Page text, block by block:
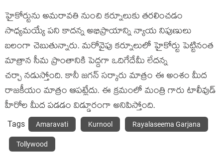
హైకోర్టును అమరావతి నుంచి కర్నూలుకు తరలించడం
సాధ్యమయ్యే పని కాదన్న అభిప్రాయాన్ని న్యాయ నిపుణులు
బలంగా చెబుతున్నారు. మరోవైపు కర్నూలులో హైకోర్టు పెట్టినంత
మాత్రాన సీమ ప్రాంతానికి పెద్దగా ఒదిగేదేమీ లేదన్న
చర్చా నడుస్తోంది. కానీ జగన్ సర్కారు మాత్రం ఈ అంశం మీద
రాజకీయం మాత్రం ఆపట్లేదు. ఈ క్రమంలో మంత్రి గారు టాలీవుడ్
హీరోల మీద పడడం విడ్డూరంగా అనిపిస్తోంది.
Tags Amaravati Kurnool Rayalaseema Garjana
Tollywood